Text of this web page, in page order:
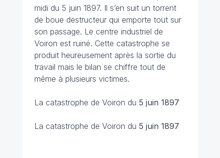
midi du 5 juin 1897. Il s’en suit un torrent
de boue destructeur qui emporte tout sur
son passage. Le centre industriel de
Voiron est ruiné. Cette catastrophe se
produit heureusement après la sortie du
travail mais le bilan se chiffre tout de
même à plusieurs victimes.
La catastrophe de Voiron du 5 juin 1897
La catastrophe de Voiron du 5 juin 1897